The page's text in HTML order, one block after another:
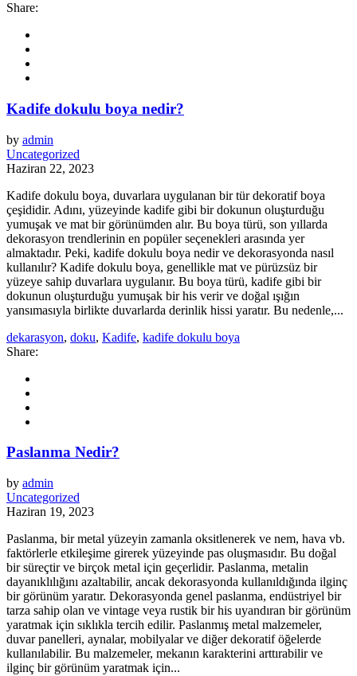
Share:
Kadife dokulu boya nedir?
by admin
Uncategorized
Haziran 22, 2023
Kadife dokulu boya, duvarlara uygulanan bir tür dekoratif boya
çeşididir. Adını, yüzeyinde kadife gibi bir dokunun oluşturduğu
yumuşak ve mat bir görünümden alır. Bu boya türü, son yıllarda
dekorasyon trendlerinin en popüler seçenekleri arasında yer
almaktadır. Peki, kadife dokulu boya nedir ve dekorasyonda nasıl
kullanılır? Kadife dokulu boya, genellikle mat ve pürüzsüz bir
yüzeye sahip duvarlara uygulanır. Bu boya türü, kadife gibi bir
dokunun oluşturduğu yumuşak bir his verir ve doğal ışığın
yansımasıyla birlikte duvarlarda derinlik hissi yaratır. Bu nedenle,...
dekarasyon, doku, Kadife, kadife dokulu boya
Share:
Paslanma Nedir?
by admin
Uncategorized
Haziran 19, 2023
Paslanma, bir metal yüzeyin zamanla oksitlenerek ve nem, hava vb.
faktörlerle etkileşime girerek yüzeyinde pas oluşmasıdır. Bu doğal
bir süreçtir ve birçok metal için geçerlidir. Paslanma, metalin
dayanıklılığını azaltabilir, ancak dekorasyonda kullanıldığında ilginç
bir görünüm yaratır. Dekorasyonda genel paslanma, endüstriyel bir
tarza sahip olan ve vintage veya rustik bir his uyandıran bir görünüm
yaratmak için sıklıkla tercih edilir. Paslanmış metal malzemeler,
duvar panelleri, aynalar, mobilyalar ve diğer dekoratif öğelerde
kullanılabilir. Bu malzemeler, mekanın karakterini arttırabilir ve
ilginç bir görünüm yaratmak için...